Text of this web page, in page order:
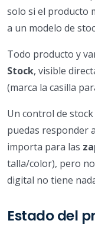
solo si el producto
a un modelo de
Todo producto y
Stock, visible
(marca la casilla
Un control de
puedas responder
importa para las
talla/color), pero
digital no tiene
Estado del